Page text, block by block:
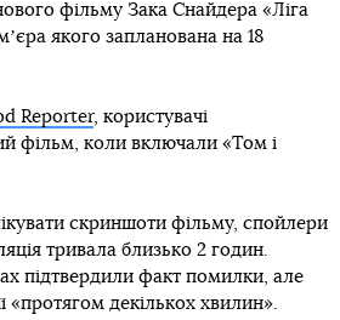
фільму Зака Снайдера «Ліга
якого запланована на 18
Reporter, користувачі
фільм, коли включали «Том і
скриншоти фільму, спойлери
тривала близько 2 годин.
підтвердили факт помилки, але
«протягом декількох хвилин».